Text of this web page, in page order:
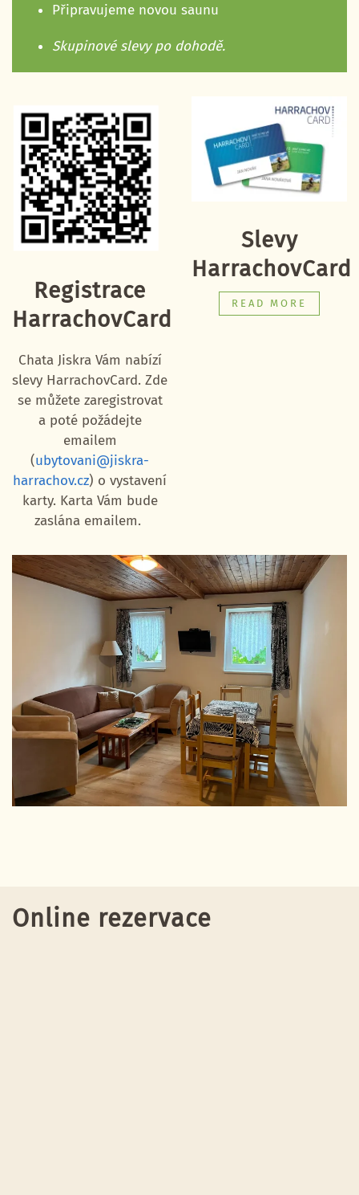
Připravujeme novou saunu
Skupinové slevy po dohodě.
Registrace
HarrachovCard
Chata Jiskra Vám nabízí
slevy HarrachovCard. Zde
se můžete zaregistrovat
a poté požádejte
emailem
(ubytovani@jiskra-
harrachov.cz) o vystavení
karty. Karta Vám bude
zaslána emailem.
Slevy
HarrachovCard
READ MORE
Online rezervace